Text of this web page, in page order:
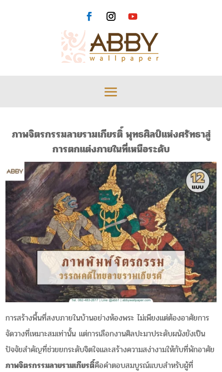
ภาพจิตรกรรมลายรามเกียรติ์ พุทธศิลป์แห่งศรัทธาสู่
การตกแต่งภายในที่เหนือระดับ
การสร้างพื้นที่สงบภายในบ้านอย่างห้องพระ ไม่เพียงแต่ต้องอาศัยการ
จัดวางที่เหมาะสมเท่านั้น แต่การเลือกงานศิลปะมาประดับผนังยังเป็น
ปัจจัยสำคัญที่ช่วยยกระดับจิตใจและสร้างความสง่างามให้กับที่พักอาศัย
ภาพจิตรกรรมลายรามเกียรติ์คือคำตอบสมบูรณ์แบบสำหรับผู้ที่